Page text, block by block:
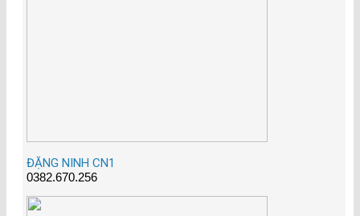
ĐẶNG NINH CN1
0382.670.256